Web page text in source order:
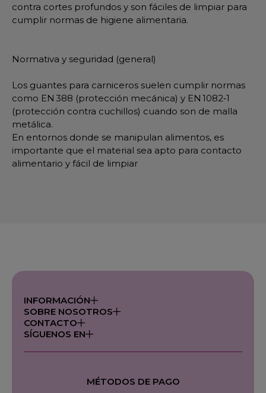
contra cortes profundos y son fáciles de limpiar para
cumplir normas de higiene alimentaria.
Normativa y seguridad (general)
Los guantes para carniceros suelen cumplir normas
como EN 388 (protección mecánica) y EN 1082‑1
(protección contra cuchillos) cuando son de malla
metálica.
En entornos donde se manipulan alimentos, es
importante que el material sea apto para contacto
alimentario y fácil de limpiar
INFORMACIÓN
SOBRE NOSOTROS
CONTACTO
SÍGUENOS EN
MÉTODOS DE PAGO